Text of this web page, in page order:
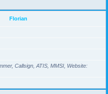
Florian
Callsign, ATIS, MMSI, Website